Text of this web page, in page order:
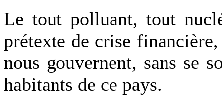
Le tout polluant, tout
prétexte de crise
nous gouvernent, sans se
habitants de ce pays.